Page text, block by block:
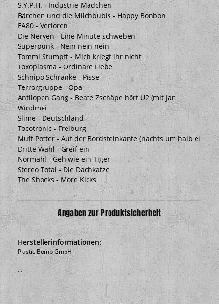
S.Y.P.H. - Industrie-Mädchen
Bärchen und die Milchbubis - Happy Bonbon
EA80 - Verloren
Die Nerven - Eine Minute schweben
Superpunk - Nein nein nein
Tommi Stumpff - Mich kriegt ihr nicht
Toxoplasma - Ordinäre Liebe
Schnipo Schranke - Pisse
Terrorgruppe - Opa
Antilopen Gang - Beate Zschäpe hört U2 (mit Jan
Windmei
Slime - Deutschland
Tocotronic - Freiburg
Muff Potter - Auf der Bordsteinkante (nachts um halb ei
Dritte Wahl - Greif ein
Normahl - Geh wie ein Tiger
Stereo Total - Die Dachkatze
The Shocks - More Kicks
Angaben zur Produktsicherheit
Herstellerinformationen:
Plastic Bomb GmbH
, ,